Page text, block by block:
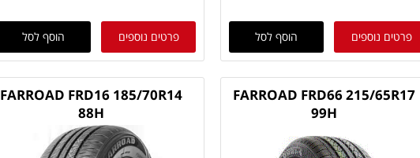
פרטים נוספים הוסף לסל פרטים נוספים הוסף לסל
FARROAD FRD66 215/65R17
99H
FARROAD FRD16 185/70R14
88H